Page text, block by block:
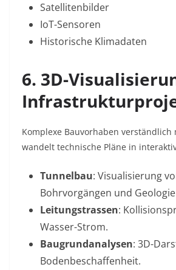
Satellitenbilder
IoT-Sensoren
Historische Klimadaten
6. 3D-
Komplexe Bauvorhaben verständlich
wandelt technische Pläne in
Tunnelbau: Visualisierung
Bohrvorgängen und
Leitungstrassen:
Wasser-Strom.
Baugrundanalysen: 3D-
Bodenbeschaffenheit.